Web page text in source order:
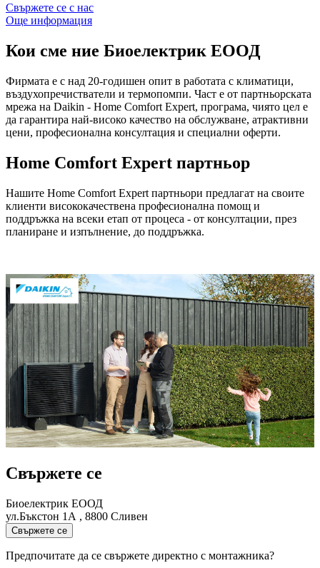
Свържете се с нас
Още информация
Кои сме ние Биоелектрик ЕООД
Фирмата е с над 20-годишен опит в работата с климатици,
въздухопречистватели и термопомпи. Част е от партньорската
мрежа на Daikin - Home Comfort Expert, програма, чиято цел е
да гарантира най-високо качество на обслужване, атрактивни
цени, професионална консултация и специални оферти.
Home Comfort Expert партньор
Нашите Home Comfort Expert партньори предлагат на своите
клиенти висококачествена професионална помощ и
поддръжка на всеки етап от процеса - от консултации, през
планиране и изпълнение, до поддръжка.
Свържете се
Биоелектрик ЕООД
ул.Бъкстон 1А , 8800 Сливен
Свържете се
Предпочитате да се свържете директно с монтажника?